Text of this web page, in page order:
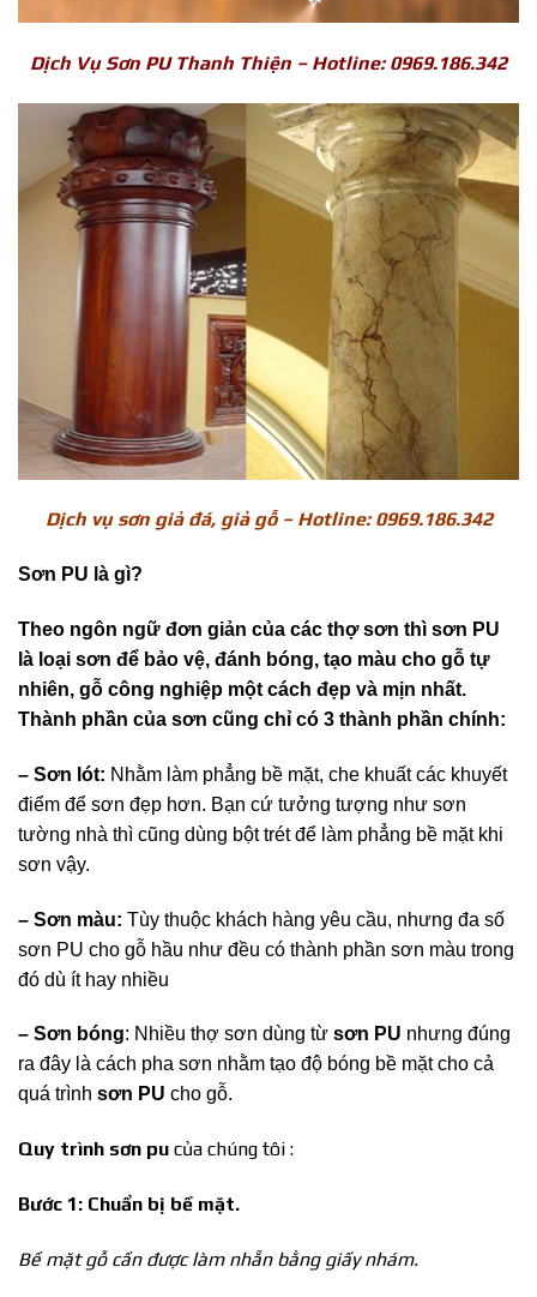
Dịch Vụ Sơn PU Thanh Thiện – Hotline: 0969.186.342
Dịch vụ sơn giả đá, giả gỗ – Hotline: 0969.186.342
Sơn PU là gì?
Theo ngôn ngữ đơn giản của các thợ sơn thì sơn PU
là loại sơn để bảo vệ, đánh bóng, tạo màu cho gỗ tự
nhiên, gỗ công nghiệp một cách đẹp và mịn nhất.
Thành phần của sơn cũng chỉ có 3 thành phần chính:
– Sơn lót: Nhằm làm phẳng bề mặt, che khuất các khuyết
điểm để sơn đẹp hơn. Bạn cứ tưởng tượng như sơn
tường nhà thì cũng dùng bột trét để làm phẳng bề mặt khi
sơn vậy.
– Sơn màu: Tùy thuộc khách hàng yêu cầu, nhưng đa số
sơn PU cho gỗ hầu như đều có thành phần sơn màu trong
đó dù ít hay nhiều
– Sơn bóng: Nhiều thợ sơn dùng từ sơn PU nhưng đúng
ra đây là cách pha sơn nhằm tạo độ bóng bề mặt cho cả
quá trình sơn PU cho gỗ.
Quy trình sơn pu của chúng tôi :
Bước 1: Chuẩn bị bề mặt.
Bề mặt gỗ cần được làm nhẵn bằng giấy nhám.